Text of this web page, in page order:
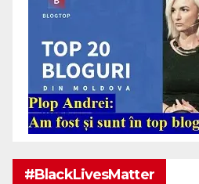
#BlackLivesMatter